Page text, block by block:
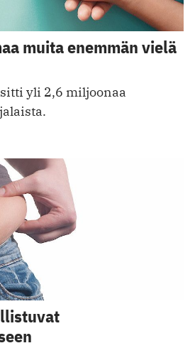
muita enemmän vielä
yli 2,6 miljoonaa